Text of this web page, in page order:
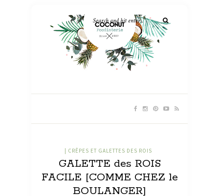
| CRÊPES ET GALETTES DES ROIS
GALETTE des ROIS
FACILE [COMME CHEZ le
BOULANGER]